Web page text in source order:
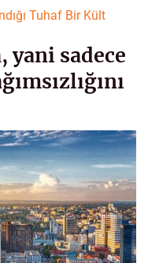
Tuhaf Bir Kült
yani sadece